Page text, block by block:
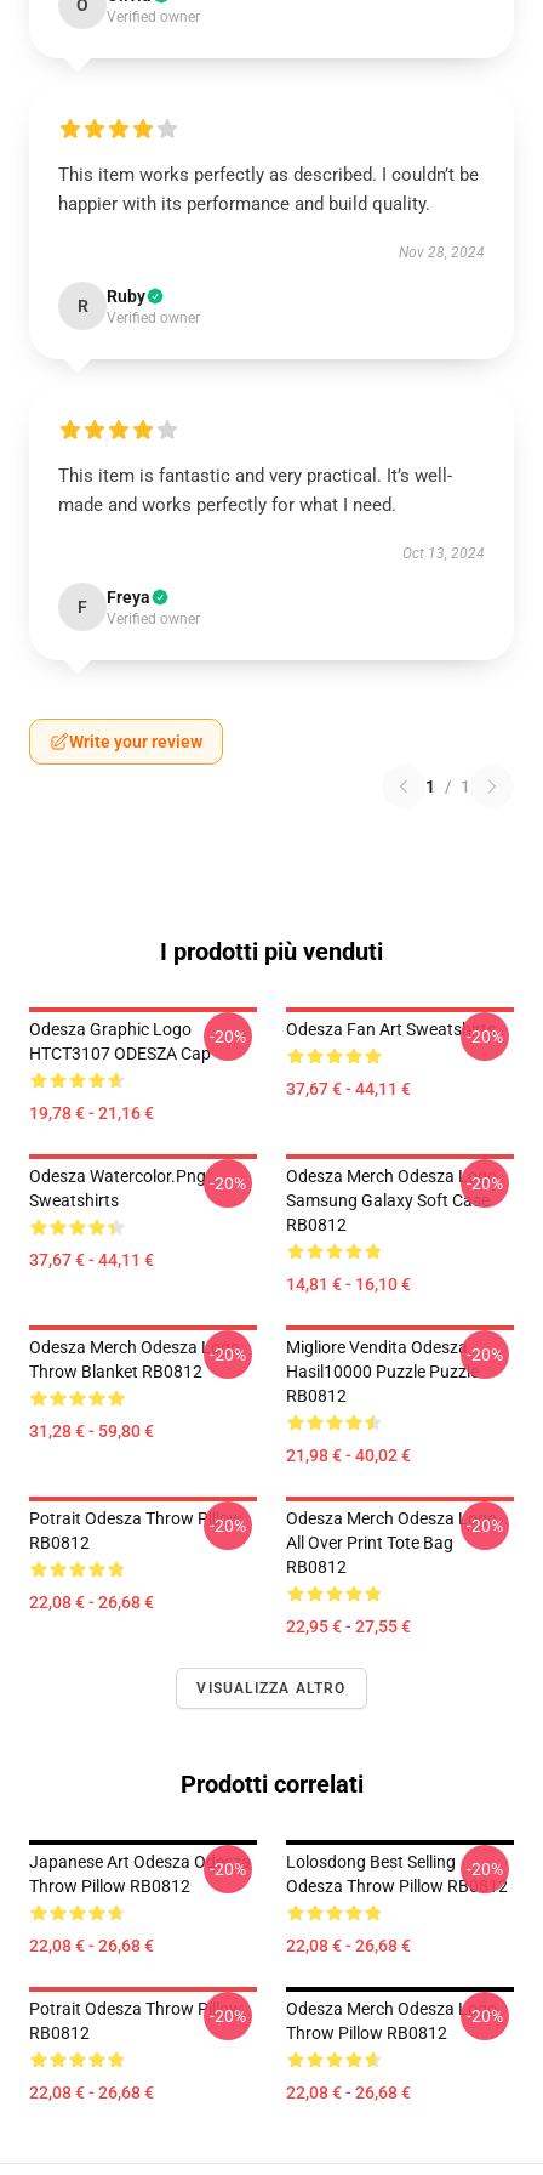
O
Verified owner
This item works perfectly as described. I couldn’t be
happier with its performance and build quality.
Nov 28, 2024
R Ruby
Verified owner
This item is fantastic and very practical. It’s well-
made and works perfectly for what I need.
Oct 13, 2024
F Freya
Verified owner
Write your review
1 / 1
I prodotti più venduti
Odesza Graphic Logo
HTCT3107 ODESZA Cap
19,78 € - 21,16 €
-20% Odesza Fan Art Sweatshirts
37,67 € - 44,11 €
-20%
Odesza Watercolor.png
Sweatshirts
37,67 € - 44,11 €
-20%
Odesza Merch Odesza Logo
Samsung Galaxy Soft Case
RB0812
14,81 € - 16,10 €
-20%
Odesza Merch Odesza Logo
Throw Blanket RB0812
31,28 € - 59,80 €
-20%
Migliore Vendita Odesza
Hasil10000 Puzzle Puzzle
RB0812
21,98 € - 40,02 €
-20%
Potrait Odesza Throw Pillow
RB0812
22,08 € - 26,68 €
-20%
Odesza Merch Odesza Logo
All Over Print Tote Bag
RB0812
22,95 € - 27,55 €
-20%
VISUALIZZA ALTRO
Prodotti correlati
Japanese Art Odesza Odesza
Throw Pillow RB0812
22,08 € - 26,68 €
-20%
Lolosdong Best Selling
Odesza Throw Pillow RB0812
22,08 € - 26,68 €
-20%
Potrait Odesza Throw Pillow
RB0812
22,08 € - 26,68 €
-20%
Odesza Merch Odesza Logo
Throw Pillow RB0812
22,08 € - 26,68 €
-20%